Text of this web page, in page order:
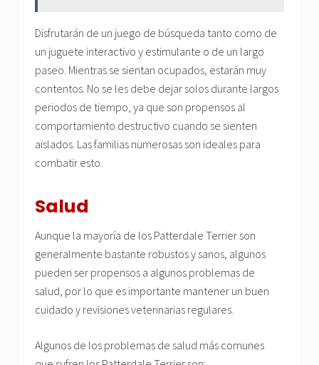
Disfrutarán de un juego de búsqueda tanto como de
un juguete interactivo y estimulante o de un largo
paseo. Mientras se sientan ocupados, estarán muy
contentos. No se les debe dejar solos durante largos
periodos de tiempo, ya que son propensos al
comportamiento destructivo cuando se sienten
aislados. Las familias numerosas son ideales para
combatir esto.
Salud
Aunque la mayoría de los Patterdale Terrier son
generalmente bastante robustos y sanos, algunos
pueden ser propensos a algunos problemas de
salud, por lo que es importante mantener un buen
cuidado y revisiones veterinarias regulares.
Algunos de los problemas de salud más comunes